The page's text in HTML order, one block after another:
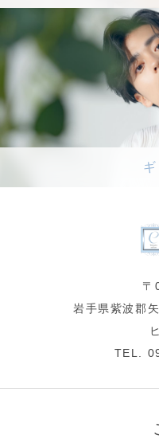
〒
岩手県紫波郡
TEL.